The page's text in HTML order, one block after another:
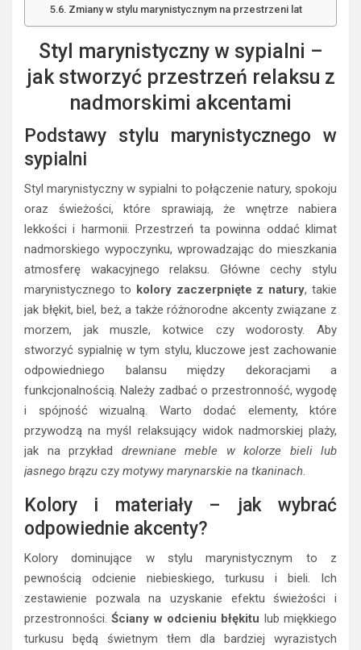
Zmiany w stylu marynistycznym na przestrzeni lat
Styl marynistyczny w sypialni –
jak stworzyć przestrzeń relaksu z
nadmorskimi akcentami
Podstawy stylu marynistycznego w
sypialni
Styl marynistyczny w sypialni to połączenie natury, spokoju
oraz świeżości, które sprawiają, że wnętrze nabiera
lekkości i harmonii. Przestrzeń ta powinna oddać klimat
nadmorskiego wypoczynku, wprowadzając do mieszkania
atmosferę wakacyjnego relaksu. Główne cechy stylu
marynistycznego to kolory zaczerpnięte z natury, takie
jak błękit, biel, beż, a także różnorodne akcenty związane z
morzem, jak muszle, kotwice czy wodorosty. Aby
stworzyć sypialnię w tym stylu, kluczowe jest zachowanie
odpowiedniego balansu między dekoracjami a
funkcjonalnością. Należy zadbać o przestronność, wygodę
i spójność wizualną. Warto dodać elementy, które
przywodzą na myśl relaksujący widok nadmorskiej plaży,
jak na przykład drewniane meble w kolorze bieli lub
jasnego brązu czy motywy marynarskie na tkaninach.
Kolory i materiały – jak wybrać
odpowiednie akcenty?
Kolory dominujące w stylu marynistycznym to z
pewnością odcienie niebieskiego, turkusu i bieli. Ich
zestawienie pozwala na uzyskanie efektu świeżości i
przestronności.Ściany w odcieniu błękitu lub miękkiego
turkusu będą świetnym tłem dla bardziej wyrazistych